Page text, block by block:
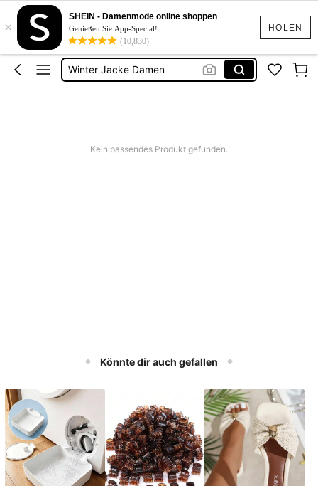
HOLEN
×
SHEIN - Damenmode online shoppen
Genießen Sie App-Special!
(10,830)
Herbst Jacke
Jacke
Winter Jacke Damen
Mantel Damen
Kein passendes Produkt gefunden.
Könnte dir auch gefallen